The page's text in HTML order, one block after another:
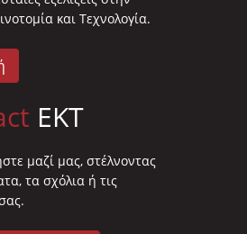
και Τεχνολογία.
EKT
μαζί μας, στέλνοντας
τα σχόλια ή τις